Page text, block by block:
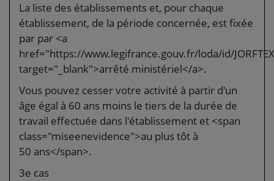
La liste des établissements et, pour chaque
établissement, de la période concernée, est fixée
par par <a
href="https://www.legifrance.gouv.fr/loda/id/
target="_blank">arrêté ministériel</a>.
Vous pouvez cesser votre activité à partir d'un
âge égal à 60 ans moins le tiers de la durée de
travail effectuée dans l'établissement et <span
class="miseenevidence">au plus tôt à
50 ans</span>.
3e cas